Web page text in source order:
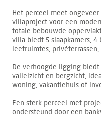
Het perceel meet
villaproject voor een
totale bebouwde
villa biedt 5 slaapkamers, 4
leefruimtes, privéterrassen,
De verhoogde ligging biedt
valleizicht en bergzicht,
woning, vakantiehuis of
Een sterk perceel met
ondersteund door een